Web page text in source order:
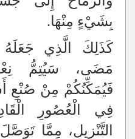
بِشَيْءٍ مِنْهَا.
كَذَلِكَ الَّذِي جَعَلَهُ
مَضَى، سَيُتِمُّ
فَيُمَكِّنُكُمْ مِنْ صُنْعِ
فِي الْعُصُورِ
التَّنْزِيلِ، مِمَّا